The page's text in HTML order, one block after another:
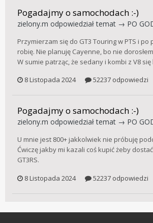
Pogadajmy o samochodach :-)
zielony.m odpowiedział temat → PO
Przymierzam się do GT3 Touring w PTS i
robię. Nie planuję Cayenne, bo nie
W sumie patrząc, że sedany i kombi z V8 się
8 Listopada 2024
52237 odpowiedzi
Pogadajmy o samochodach :-)
zielony.m odpowiedział temat → PO
U mnie jest 800+ jakkolwiek nie próbuję
Ćwiczę jakby mi kazali coś kupić żeby
GT3RS.
8 Listopada 2024
52237 odpowiedzi